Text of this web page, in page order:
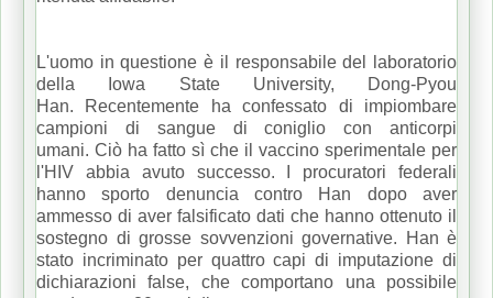
L'uomo in questione è il responsabile del laboratorio
della Iowa State University, Dong-Pyou
Han. Recentemente ha confessato di impiombare
campioni di sangue di coniglio con anticorpi
umani. Ciò ha fatto sì che il vaccino sperimentale per
l'HIV abbia avuto successo.
I procuratori federali
hanno sporto denuncia contro Han dopo aver
ammesso di aver falsificato dati che hanno ottenuto il
sostegno di grosse sovvenzioni governative.
Han è
stato incriminato per quattro capi di imputazione di
dichiarazioni false, che comportano una possibile